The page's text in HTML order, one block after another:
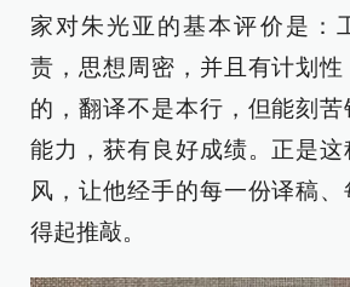
家对朱光亚的基本评价是：
责，思想周密，并且有计划
的，翻译不是本行，但能刻
能力，获有良好成绩。正是
风，让他经手的每一份译稿
得起推敲。